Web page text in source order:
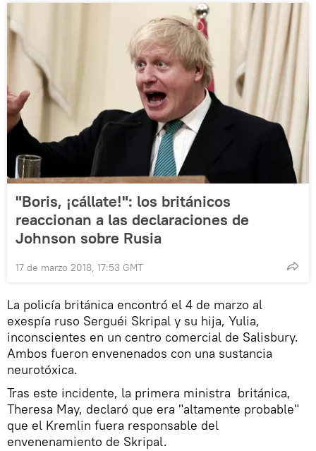
"Boris, ¡cállate!": los británicos
reaccionan a las declaraciones de
Johnson sobre Rusia
17 de marzo 2018, 17:53 GMT
La policía británica encontró el 4 de marzo al
exespía ruso Serguéi Skripal y su hija, Yulia,
inconscientes en un centro comercial de Salisbury.
Ambos fueron envenenados con una sustancia
neurotóxica.
Tras este incidente, la primera ministra británica,
Theresa May, declaró que era "altamente probable"
que el Kremlin fuera responsable del
envenenamiento de Skripal.